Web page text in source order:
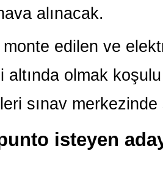
alınacak.
edilen ve
altında olmak
sınav merkezinde
isteyen